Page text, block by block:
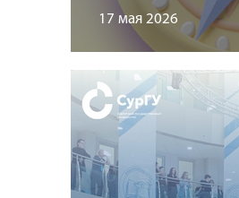
17 мая 2026